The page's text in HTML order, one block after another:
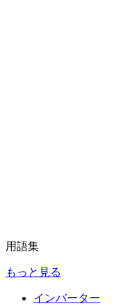
用語集
もっと見る
インバーター